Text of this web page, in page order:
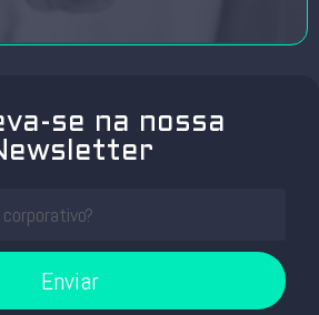
se na nossa
Enviar